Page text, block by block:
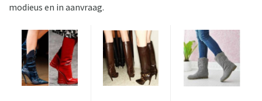
modieus en in aanvraag.